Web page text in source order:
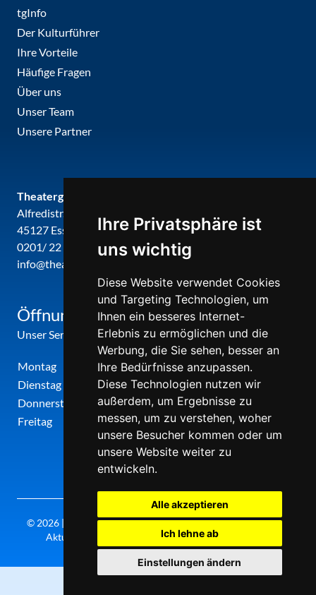
Ihre Privatsphäre ist
uns wichtig
Diese Website verwendet Cookies
und Targeting Technologien, um
Ihnen ein besseres Internet-
Erlebnis zu ermöglichen und die
Werbung, die Sie sehen, besser an
Ihre Bedürfnisse anzupassen.
Diese Technologien nutzen wir
außerdem, um Ergebnisse zu
messen, um zu verstehen, woher
unsere Besucher kommen oder um
unsere Website weiter zu
entwickeln.
Alle akzeptieren
Ich lehne ab
Einstellungen ändern
tgInfo
Der Kulturführer
Ihre Vorteile
Häufige Fragen
Über uns
Unser Team
Unsere Partner
Theatergemeinde metropole ruhr
Alfredistr. 32
45127 Essen
0201/ 22 22 29
info@theatergemeinde-metropole-ruhr.de
Öffnungszeiten
Unser Service-Center ist zu folgenden Zeiten geöffnet
Montag
12:00 Uhr - 17:00 Uhr
Dienstag
09:00 Uhr - 12:00 Uhr
Donnerstag
09:00 Uhr - 12:00 Uhr
Freitag
09:00 Uhr - 12:00 Uhr
© 2026 | Theatergemeinde metropole ruhr | 2026/27 | Letzte
Aktualisierung: Freitag, 07. August 2026, 20:30 Uhr